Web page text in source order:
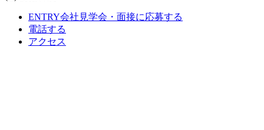
ENTRY会社見学会・面接に応募する
電話する
アクセス